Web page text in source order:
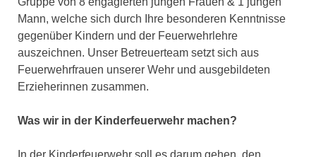
Mann, welche sich durch Ihre besonderen Kenntnisse
gegenüber Kindern und der Feuerwehrlehre
auszeichnen. Unser Betreuerteam setzt sich aus
Feuerwehrfrauen unserer Wehr und ausgebildeten
Erzieherinnen zusammen.
Was wir in der Kinderfeuerwehr machen?
In der Kinderfeuerwehr soll es darum gehen, den